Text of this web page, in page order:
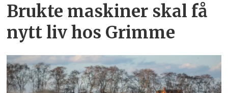
Brukte maskiner skal få
nytt liv hos Grimme